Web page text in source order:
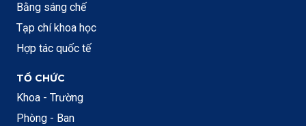
Bằng sáng chế
Tạp chí khoa học
Hợp tác quốc tế
TỔ CHỨC
Khoa - Trường
Phòng - Ban